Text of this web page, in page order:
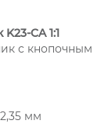
CA 1:1
с кнопочным
мм